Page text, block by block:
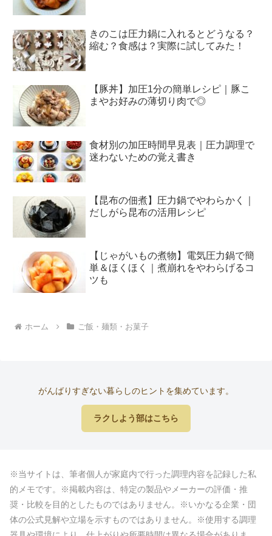
きのこは圧力鍋に入れるとどうなる？
縮む？食感は？実際に試してみた！
【豚丼】加圧1分の簡単レシピ｜豚こ
まやお好みの薄切り肉で◎
食材別の加圧時間早見表｜圧力調理で
迷わないための覚え書き
【昆布の佃煮】圧力鍋でやわらかく｜
だしがら昆布の活用レシピ
【じゃがいもの煮物】電気圧力鍋で簡
単＆ほくほく｜煮崩れをやわらげるコ
ツも
ホーム ご飯・麺類・お菓子
がんばりすぎない暮らしのヒントを集めています。
ラクしよう部はこちら
※当サイトは、筆者個人が家庭内で行った調理内容を記録した私
的メモです。※掲載内容は、特定の製品やメーカーの評価・推
奨・比較を目的としたものではありません。※いかなる企業・団
体の公式見解や立場を示すものではありません。※使用する調理